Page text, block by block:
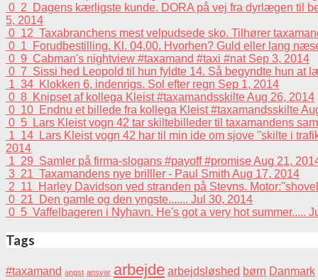
0 2
Dagens kærligste kunde. DORA på vej fra dyrlægen til
5, 2014
0 12 Taxabranchens mest velpudsede sko. Tilhører
0 1
Forudbestilling. Kl. 04.00. Hvorhen? Guld eller lang
0 9 Cabman's nightview #taxamand #taxi #nat Sep 3, 2014
0 7 Sissi hed Leopold til hun fyldte 14. Så begyndte hun at
1 34 Klokken 6, indenrigs. Sol efter regn Sep 1, 2014
0 8 Knipset af kollega Kleist #taxamandsskilteAug 26, 2014
0 10 Endnu et billede fra kollega Kleist #taxamandsskilte
0 5
Lars Kleist vogn 42 tar skiltebilleder til taxamandens
1 14
Lars Kleist vogn 42 har til min ide om sjove "skilte i
2014
1 29 Samler på firma-slogans #payoff #promiseAug 21,
3 21 Taxamandens nye brilller - Paul Smith Aug 17, 2014
2 11
Harley Davidson ved stranden på Stevns.
0 21 Den gamle og den yngste....... Jul 30, 2014
0 5 Vaffelbageren i Nyhavn. He's got a very hot summer.....
Tags
#taxamand angst ansvar arbejde arbejdsløshed børn Danmark